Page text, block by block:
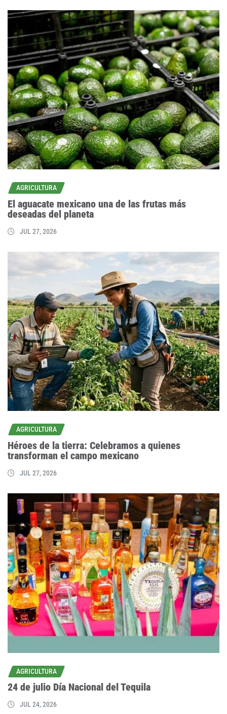
AGRICULTURA
El aguacate mexicano una de las frutas más
deseadas del planeta
JUL 27, 2026
AGRICULTURA
Héroes de la tierra: Celebramos a quienes
transforman el campo mexicano
JUL 27, 2026
AGRICULTURA
24 de julio Día Nacional del Tequila
JUL 24, 2026